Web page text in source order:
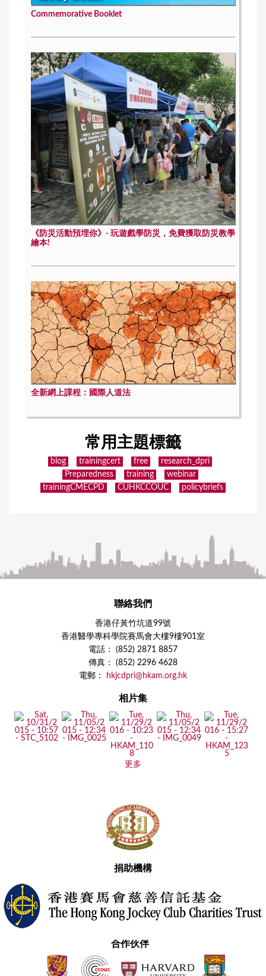
Commemorative Booklet
《防災活動預埋你》- 玩遊戲學防災，免費獲取防災教學
繪本!
全新網上課程：國際人道法
常用主題標籤
blog trainingcert free
research_dpri
Preparedness
training
webinar
trainingCMECPD
CUHKCCOUC policybriefs
聯絡我們
香港仔黃竹坑道99號
香港醫學專科學院賽馬會大樓9樓901室
電話： (852) 2871 8857
傳真： (852) 2296 4628
電郵：
hkjcdpri@hkam.org.hk
相片集
更多
捐助機構
合作伙伴